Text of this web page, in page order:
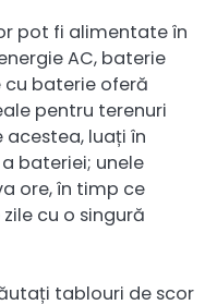
pot fi alimentate în
AC, baterie
cu baterie oferă
pentru terenuri
luați în
bateriei; unele
ore, în timp ce
cu o singură
tablouri de scor